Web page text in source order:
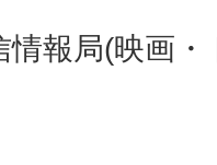
情報局(映画